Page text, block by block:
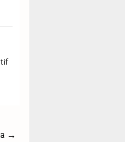
→